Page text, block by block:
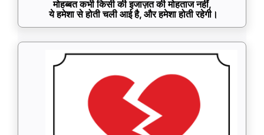
मोहब्बत कभी किसी की इजाज़त की मोहताज नहीं,
ये हमेशा से होती चली आई है, और हमेशा होती रहेगी।